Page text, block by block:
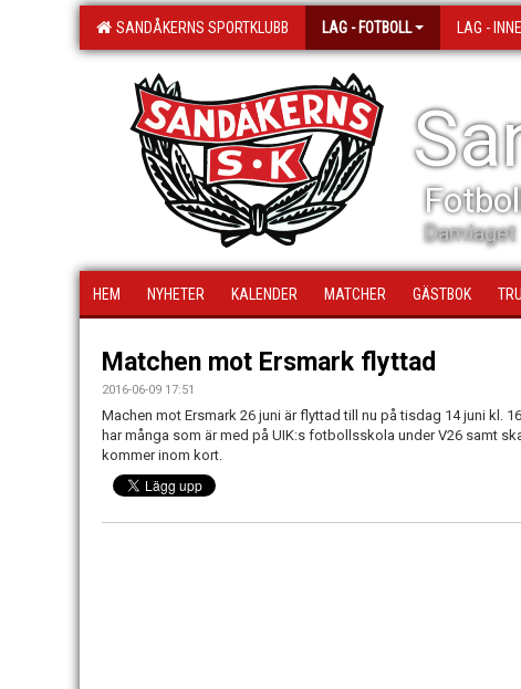
SANDÅKERNS SPORTKLUBB LAG - FOTBOLL LAG -
Damlaget
HEM NYHETER KALENDER MATCHER GÄSTBOK
Matchen mot Ersmark flyttad
2016-06-09 17:51
Machen mot Ersmark 26 juni är flyttad till nu på tisdag 14 juni kl.
har många som är med på UIK:s fotbollsskola under V26 samt
kommer inom kort.